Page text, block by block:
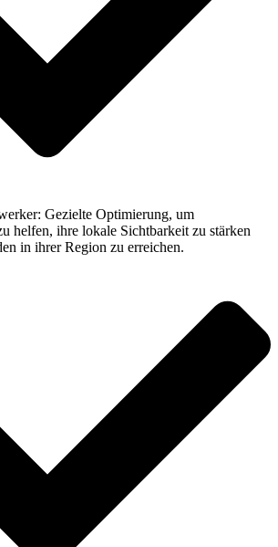
Gezielte Optimierung, um
helfen, ihre lokale Sichtbarkeit zu stärken
in ihrer Region zu erreichen.